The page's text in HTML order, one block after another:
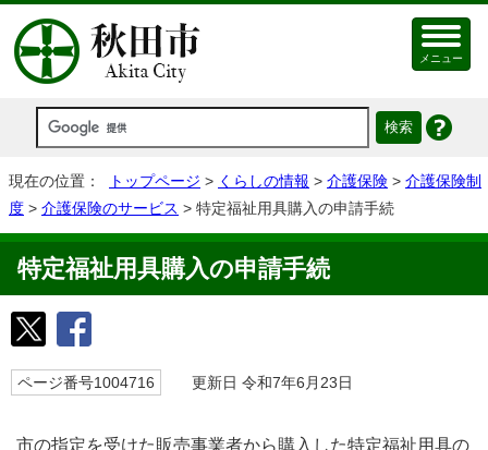
メニュー
現在の位置： トップページ > くらしの情報 > 介護保険 > 介護保険制
度 > 介護保険のサービス > 特定福祉用具購入の申請手続
特定福祉用具購入の申請手続
ページ番号1004716 更新日 令和7年6月23日
市の指定を受けた販売事業者から購入した特定福祉用具の